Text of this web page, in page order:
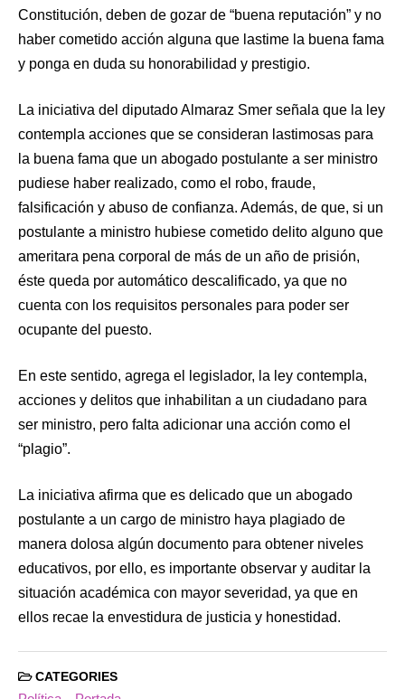
Constitución, deben de gozar de “buena reputación” y no
haber cometido acción alguna que lastime la buena fama
y ponga en duda su honorabilidad y prestigio.
La iniciativa del diputado Almaraz Smer señala que la ley
contempla acciones que se consideran lastimosas para
la buena fama que un abogado postulante a ser ministro
pudiese haber realizado, como el robo, fraude,
falsificación y abuso de confianza. Además, de que, si un
postulante a ministro hubiese cometido delito alguno que
ameritara pena corporal de más de un año de prisión,
éste queda por automático descalificado, ya que no
cuenta con los requisitos personales para poder ser
ocupante del puesto.
En este sentido, agrega el legislador, la ley contempla,
acciones y delitos que inhabilitan a un ciudadano para
ser ministro, pero falta adicionar una acción como el
“plagio”.
La iniciativa afirma que es delicado que un abogado
postulante a un cargo de ministro haya plagiado de
manera dolosa algún documento para obtener niveles
educativos, por ello, es importante observar y auditar la
situación académica con mayor severidad, ya que en
ellos recae la envestidura de justicia y honestidad.
CATEGORIES